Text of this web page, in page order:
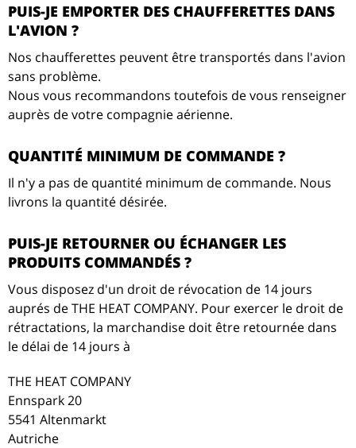
PUIS-JE EMPORTER DES CHAUFFERETTES DANS
L'AVION ?
Nos chaufferettes peuvent être transportés dans l'avion
sans problème.
Nous vous recommandons toutefois de vous renseigner
auprès de votre compagnie aérienne.
QUANTITÉ MINIMUM DE COMMANDE ?
Il n'y a pas de quantité minimum de commande. Nous
livrons la quantité désirée.
PUIS-JE RETOURNER OU ÉCHANGER LES
PRODUITS COMMANDÉS ?
Vous disposez d'un droit de révocation de 14 jours
auprés de THE HEAT COMPANY. Pour exercer le droit de
rétractations, la marchandise doit être retournée dans
le délai de 14 jours à
THE HEAT COMPANY
Ennspark 20
5541 Altenmarkt
Autriche